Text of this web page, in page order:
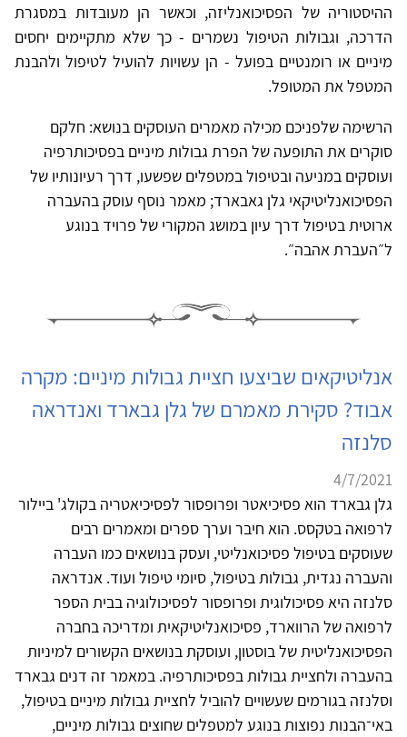
ההיסטוריה של הפסיכואנליזה, וכאשר הן מעובדות במסגרת
הדרכה, וגבולות הטיפול נשמרים - כך שלא מתקיימים יחסים
מיניים או רומנטיים בפועל - הן עשויות להועיל לטיפול ולהבנת
המטפל את המטופל.
הרשימה שלפניכם מכילה מאמרים העוסקים בנושא: חלקם
סוקרים את התופעה של הפרת גבולות מיניים בפסיכותרפיה
ועוסקים במניעה ובטיפול במטפלים שפשעו, דרך רעיונותיו של
הפסיכואנליטיקאי גלן גאבארד; מאמר נוסף עוסק בהעברה
ארוטית בטיפול דרך עיון במושג המקורי של פרויד בנוגע
ל״העברת אהבה״.
אנליטיקאים שביצעו חציית גבולות מיניים: מקרה
אבוד? סקירת מאמרם של גלן גבארד ואנדראה
סלנזה
4/7/2021
גלן גבארד הוא פסיכיאטר ופרופסור לפסיכיאטריה בקולג' ביילור
לרפואה בטקסס. הוא חיבר וערך ספרים ומאמרים רבים
שעוסקים בטיפול פסיכואנליטי, ועסק בנושאים כמו העברה
והעברה נגדית, גבולות בטיפול, סיומי טיפול ועוד. אנדראה
סלנזה היא פסיכולוגית ופרופסור לפסיכולוגיה בבית הספר
לרפואה של הרווארד, פסיכואנליטיקאית ומדריכה בחברה
הפסיכואנליטית של בוסטון, ועוסקת בנושאים הקשורים למיניות
בהעברה ולחציית גבולות בפסיכותרפיה. במאמר זה דנים גבארד
וסלנזה בגורמים שעשויים להוביל לחציית גבולות מיניים בטיפול,
באי־הבנות נפוצות בנוגע למטפלים שחוצים גבולות מיניים,